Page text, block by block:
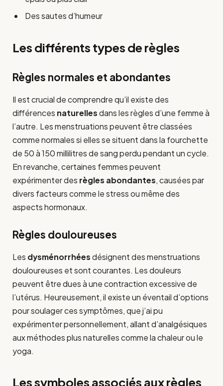
Des sautes d’humeur
Les différents types de règles
Règles normales et abondantes
Il est crucial de comprendre qu’il existe des
différences naturellesdans les règles d’une femme à
l’autre. Les menstruations peuvent être classées
comme normales si elles se situent dans la fourchette
de 50 à 150 millilitres de sang perdu pendant un cycle.
En revanche, certaines femmes peuvent
expérimenter des règles abondantes, causées par
divers facteurs comme le stress ou même des
aspects hormonaux.
Règles douloureuses
Les dysménorrhéesdésignent des menstruations
douloureuses et sont courantes. Les douleurs
peuvent être dues à une contraction excessive de
l’utérus. Heureusement, il existe un éventail d’options
pour soulager ces symptômes, que j’ai pu
expérimenter personnellement, allant d’analgésiques
aux méthodes plus naturelles comme la chaleur ou le
yoga.
Les symboles associés aux règles